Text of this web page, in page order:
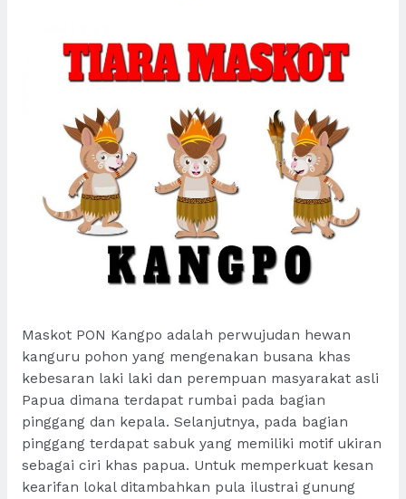
Maskot PON Kangpo adalah perwujudan hewan
kanguru pohon yang mengenakan busana khas
kebesaran laki laki dan perempuan masyarakat asli
Papua dimana terdapat rumbai pada bagian
pinggang dan kepala. Selanjutnya, pada bagian
pinggang terdapat sabuk yang memiliki motif ukiran
sebagai ciri khas papua. Untuk memperkuat kesan
kearifan lokal ditambahkan pula ilustrai gunung